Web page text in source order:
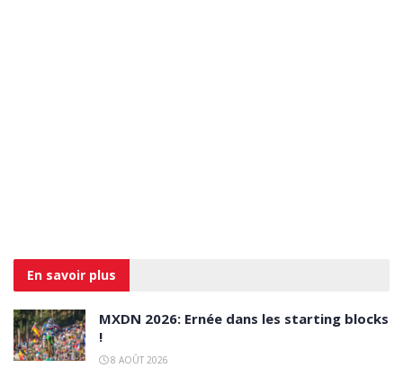
En savoir plus
MXDN 2026: Ernée dans les starting blocks
!
8 AOÛT 2026